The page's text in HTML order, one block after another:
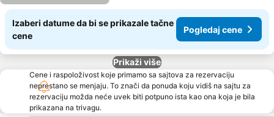
Izaberi datume da bi se prikazale tačne
cene
Pogledaj cene
Prikaži više
Cene i raspoloživost koje primamo sa sajtova za rezervaciju
neprestano se menjaju. To znači da ponuda koju vidiš na sajtu za
rezervaciju možda neće uvek biti potpuno ista kao ona koja je bila
prikazana na trivagu.